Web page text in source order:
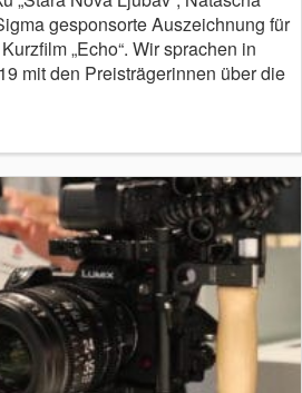
gesponsorte Auszeichnung für
„Echo“. Wir sprachen in
mit den Preisträgerinnen über die